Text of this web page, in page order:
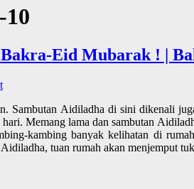
10
Eid Mubarak ! |
Sambutan Aidiladha di sini dikenali
Memang lama dan sambutan
kambing banyak kelihatan di
tuan rumah akan menjemput